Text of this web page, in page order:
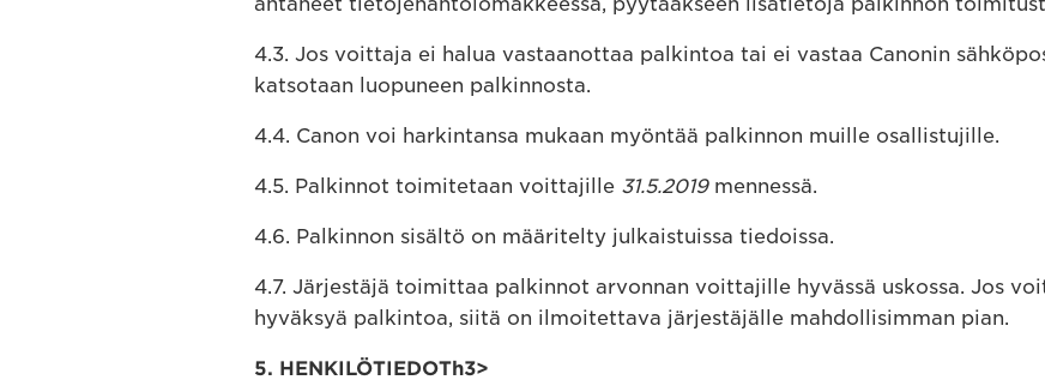
4.3. Jos voittaja ei halua vastaanottaa palkintoa tai ei vastaa Canonin
katsotaan luopuneen palkinnosta.
4.4. Canon voi harkintansa mukaan myöntää palkinnon muille osallistujille.
4.5. Palkinnot toimitetaan voittajille 31.5.2019mennessä.
4.6. Palkinnon sisältö on määritelty julkaistuissa tiedoissa.
4.7. Järjestäjä toimittaa palkinnot arvonnan voittajille hyvässä uskossa. Jos
hyväksyä palkintoa, siitä on ilmoitettava järjestäjälle mahdollisimman pian.
5. HENKILÖTIEDOTh3>